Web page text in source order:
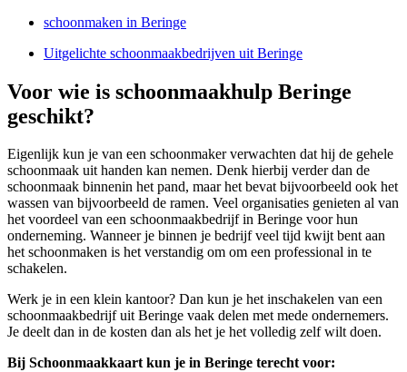
schoonmaken in Beringe
Uitgelichte schoonmaakbedrijven uit Beringe
Voor wie is schoonmaakhulp Beringe
geschikt?
Eigenlijk kun je van een schoonmaker verwachten dat hij de gehele
schoonmaak uit handen kan nemen. Denk hierbij verder dan de
schoonmaak binnenin het pand, maar het bevat bijvoorbeeld ook het
wassen van bijvoorbeeld de ramen. Veel organisaties genieten al van
het voordeel van een schoonmaakbedrijf in Beringe voor hun
onderneming. Wanneer je binnen je bedrijf veel tijd kwijt bent aan
het schoonmaken is het verstandig om om een professional in te
schakelen.
Werk je in een klein kantoor? Dan kun je het inschakelen van een
schoonmaakbedrijf uit Beringe vaak delen met mede ondernemers.
Je deelt dan in de kosten dan als het je het volledig zelf wilt doen.
Bij Schoonmaakkaart kun je in Beringe terecht voor: